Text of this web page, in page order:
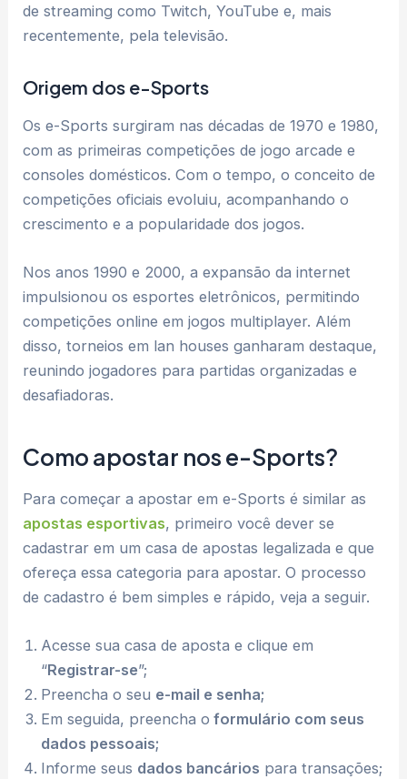
de streaming como Twitch, YouTube e, mais
recentemente, pela televisão.
Origem dos e-Sports
Os e-Sports surgiram nas décadas de 1970 e 1980,
com as primeiras competições de jogo arcade e
consoles domésticos. Com o tempo, o conceito de
competições oficiais evoluiu, acompanhando o
crescimento e a popularidade dos jogos.
Nos anos 1990 e 2000, a expansão da internet
impulsionou os esportes eletrônicos, permitindo
competições online em jogos multiplayer. Além
disso, torneios em lan houses ganharam destaque,
reunindo jogadores para partidas organizadas e
desafiadoras.
Como apostar nos e-Sports?
Para começar a apostar em e-Sports é similar as
apostas esportivas, primeiro você dever se
cadastrar em um casa de apostas legalizada e que
ofereça essa categoria para apostar. O processo
de cadastro é bem simples e rápido, veja a seguir.
Acesse sua casa de aposta e clique em
“Registrar-se”;
Preencha o seu e-mail e senha;
Em seguida, preencha o formulário com seus
dados pessoais;
Informe seus dados bancários para transações;